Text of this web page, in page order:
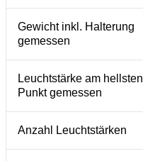
Gewicht inkl. Halterung
gemessen
Leuchtstärke am hellsten
Punkt gemessen
Anzahl Leuchtstärken